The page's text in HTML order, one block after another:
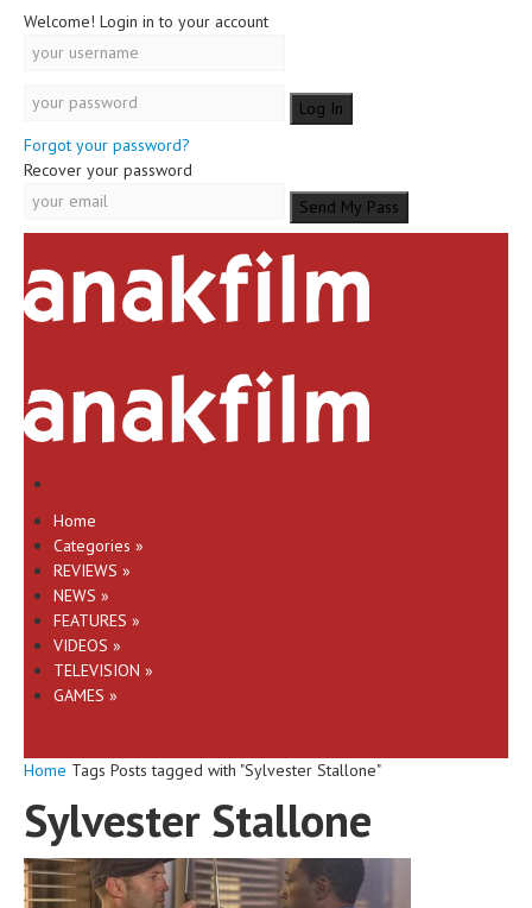
Welcome! Login in to your account
Forgot your password?
Recover your password
Home
Categories »
REVIEWS »
NEWS »
FEATURES »
VIDEOS »
TELEVISION »
GAMES »
Home Tags Posts tagged with "Sylvester Stallone"
Sylvester Stallone